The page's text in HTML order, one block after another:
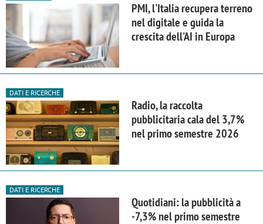
PMI, l'Italia recupera terreno
nel digitale e guida la
crescita dell'AI in Europa
DATI E RICERCHE
Radio, la raccolta
pubblicitaria cala del 3,7%
nel primo semestre 2026
DATI E RICERCHE
Quotidiani: la pubblicità a
-7,3% nel primo semestre